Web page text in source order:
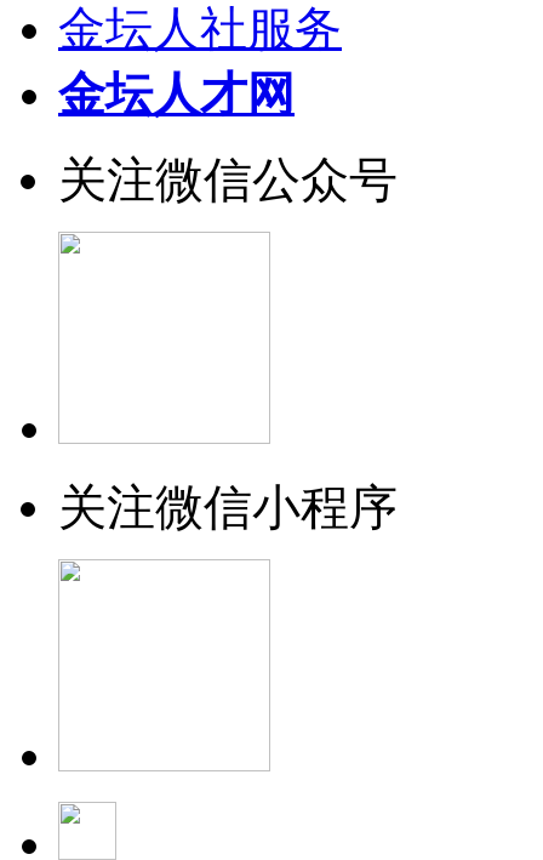
金坛人社服务
金坛人才网
关注微信公众号
关注微信小程序